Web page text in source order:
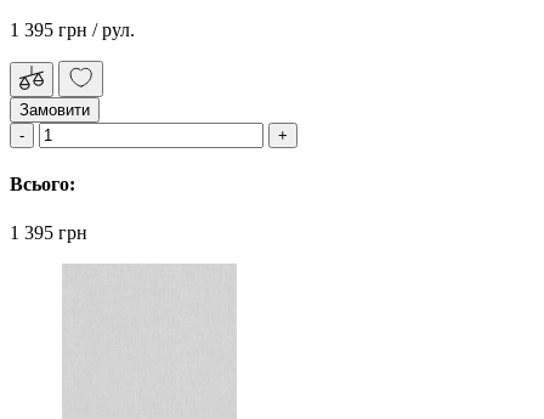
1 395 грн / рул.
Замовити
Всього:
1 395 грн